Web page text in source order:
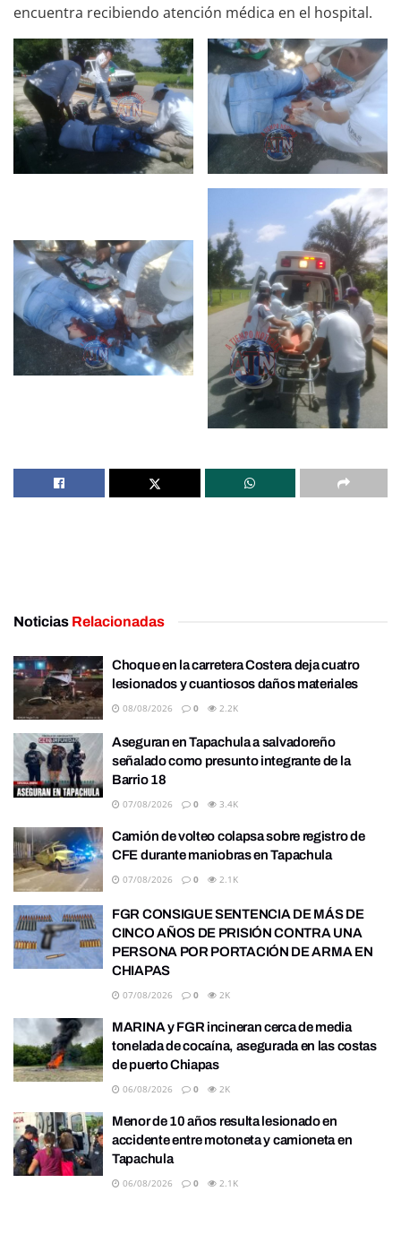
encuentra recibiendo atención médica en el hospital.
Noticias Relacionadas
Choque en la carretera Costera deja cuatro
lesionados y cuantiosos daños materiales
08/08/2026 0 2.2K
Aseguran en Tapachula a salvadoreño
señalado como presunto integrante de la
Barrio 18
07/08/2026 0 3.4K
Camión de volteo colapsa sobre registro de
CFE durante maniobras en Tapachula
07/08/2026 0 2.1K
FGR CONSIGUE SENTENCIA DE MÁS DE
CINCO AÑOS DE PRISIÓN CONTRA UNA
PERSONA POR PORTACIÓN DE ARMA EN
CHIAPAS
07/08/2026 0 2K
MARINA y FGR incineran cerca de media
tonelada de cocaína, asegurada en las costas
de puerto Chiapas
06/08/2026 0 2K
Menor de 10 años resulta lesionado en
accidente entre motoneta y camioneta en
Tapachula
06/08/2026 0 2.1K